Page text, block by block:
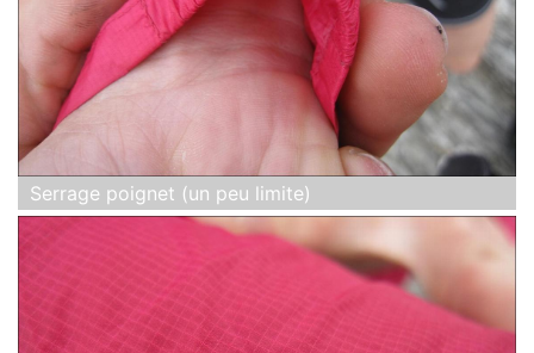
Serrage poignet (un peu limite)